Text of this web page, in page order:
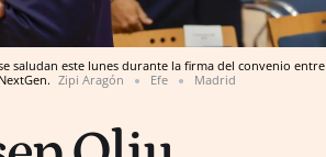
saludan este lunes durante la firma del convenio entre
Zipi Aragón Efe
Madrid